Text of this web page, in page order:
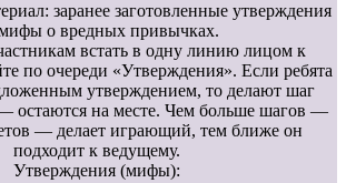
заранее заготовленные утверждения
о вредных привычках.
встать в одну линию лицом к
по очереди «Утверждения». Если ребята
утверждением, то делают шаг
остаются на месте. Чем больше шагов —
— делает играющий, тем ближе он
подходит к ведущему.
Утверждения (мифы):